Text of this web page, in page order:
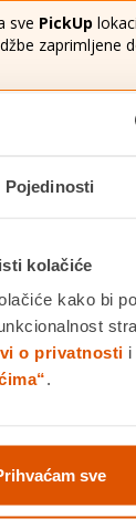
Pojedinosti
kolačiće
kako bi
o privatnosti i
.
sve
sve PickUp
zaprimljene
izdržljivost /
očitavanje
za duži
Internet
14 dana
U KOŠARICU